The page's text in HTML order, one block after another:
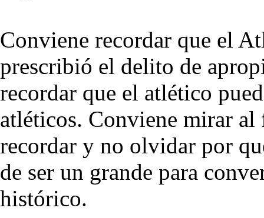
Conviene recordar que el
prescribió el delito de
recordar que el atlético
atléticos. Conviene mirar
recordar y no olvidar por
de ser un grande para
histórico.